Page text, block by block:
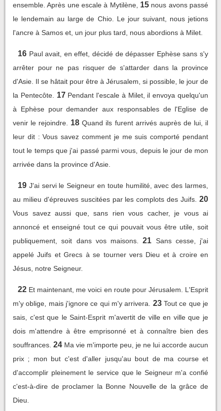
ensemble. Après une escale à Mytilène, 15 nous avons passé
le lendemain au large de Chio. Le jour suivant, nous jetions
l'ancre à Samos et, un jour plus tard, nous abordions à Milet.
16 Paul avait, en effet, décidé de dépasser Ephèse sans s'y
arrêter pour ne pas risquer de s'attarder dans la province
d'Asie. Il se hâtait pour être à Jérusalem, si possible, le jour de
la Pentecôte.
17 Pendant l'escale à Milet, il envoya quelqu'un
à Ephèse pour demander aux responsables de l'Eglise de
venir le rejoindre.
18 Quand ils furent arrivés auprès de lui, il
leur dit : Vous savez comment je me suis comporté pendant
tout le temps que j'ai passé parmi vous, depuis le jour de mon
arrivée dans la province d'Asie.
19 J'ai servi le Seigneur en toute humilité, avec des larmes,
au milieu d'épreuves suscitées par les complots des Juifs. 20
Vous savez aussi que, sans rien vous cacher, je vous ai
annoncé et enseigné tout ce qui pouvait vous être utile, soit
publiquement, soit dans vos maisons.
21 Sans cesse, j'ai
appelé Juifs et Grecs à se tourner vers Dieu et à croire en
Jésus, notre Seigneur.
22 Et maintenant, me voici en route pour Jérusalem. L'Esprit
m'y oblige, mais j'ignore ce qui m'y arrivera.
23 Tout ce que je
sais, c'est que le Saint-Esprit m'avertit de ville en ville que je
dois m'attendre à être emprisonné et à connaître bien des
souffrances. 24 Ma vie m'importe peu, je ne lui accorde aucun
prix ; mon but c'est d'aller jusqu'au bout de ma course et
d'accomplir pleinement le service que le Seigneur m'a confié
c'est-à-dire de proclamer la Bonne Nouvelle de la grâce de
Dieu.